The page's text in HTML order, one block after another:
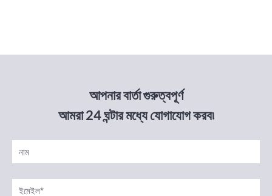
আপনার বার্তা গুরুত্বপূর্ণ
আমরা 24 ঘন্টার মধ্যে যোগাযোগ করব৷